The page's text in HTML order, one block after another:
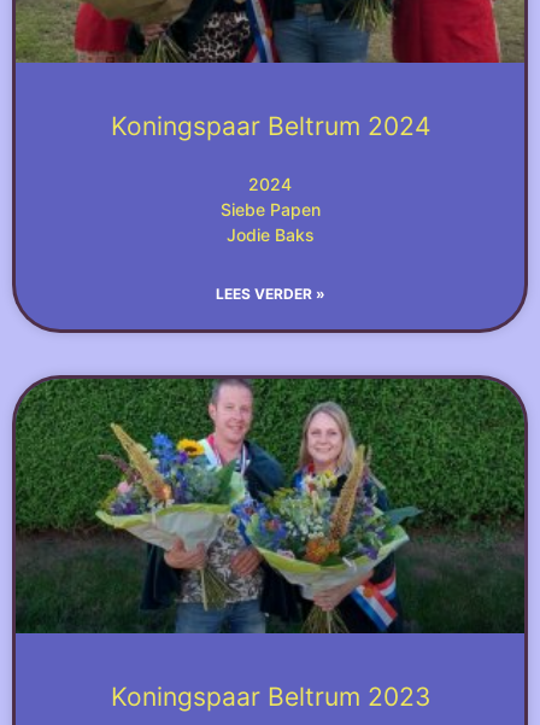
Koningspaar Beltrum 2024
2024
Siebe Papen
Jodie Baks
LEES VERDER »
Koningspaar Beltrum 2023